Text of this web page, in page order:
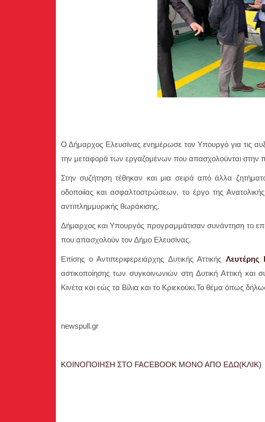
Ο Δήμαρχος Ελευσίνας ενημέρωσε τον Υπουργό για τις
την μεταφορά των εργαζομένων που απασχολούνται στην
Στην συζήτηση τέθηκαν και μια σειρά από άλλα
οδοποιίας και ασφαλτοστρώσεων, το έργο της
αντιπλημμυρικής θωράκισης.
Δήμαρχος και Υπουργός προγραμμάτισαν συνάντηση το
που απασχολούν τον Δήμο Ελευσίνας.
Επίσης ο Αντιπεριφερειάρχης Δυτικής Αττικής Λευτέρης
αστικοποίησης των συγκοινωνιών στη Δυτική Αττική και
Κινέτα και εώς τα Βίλια και το Κριεκούκι.Το θέμα όπως
newspull.gr
ΚΟΙΝΟΠΟΙΗΣΗ ΣΤΟ FACEBOOK ΜΟΝΟ ΑΠΟ ΕΔΩ(ΚΛΙΚ)